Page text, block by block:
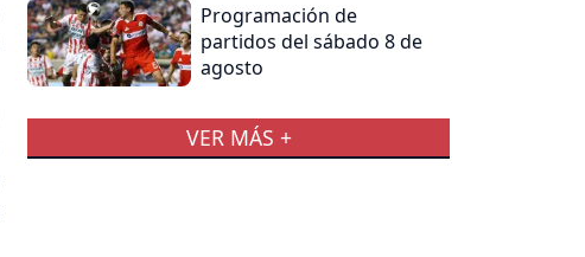
Programación de
partidos del sábado 8 de
agosto
VER MÁS +